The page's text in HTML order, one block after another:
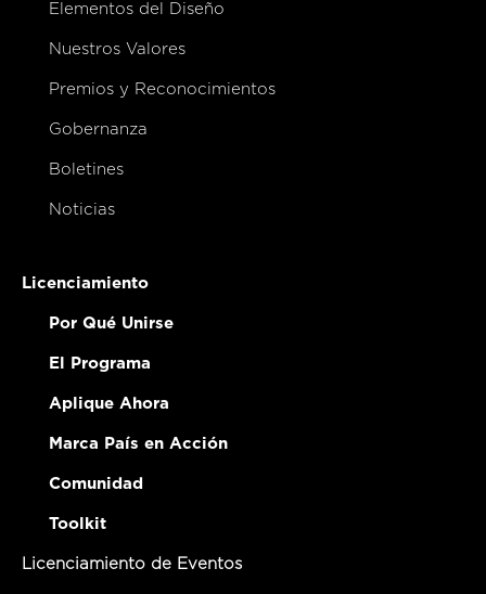
Elementos del Diseño
Nuestros Valores
Premios y Reconocimientos
Gobernanza
Boletines
Noticias
Licenciamiento
Por Qué Unirse
El Programa
Aplique Ahora
Marca País en Acción
Comunidad
Toolkit
Licenciamiento de Eventos